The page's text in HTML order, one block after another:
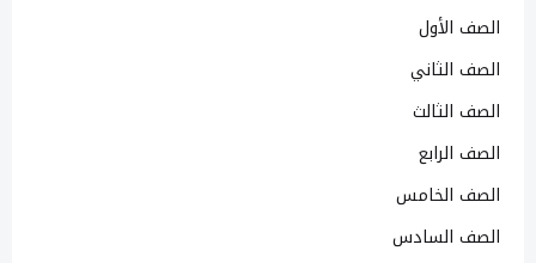
الصف الأول
الصف الثاني
الصف الثالث
الصف الرابع
الصف الخامس
الصف السادس